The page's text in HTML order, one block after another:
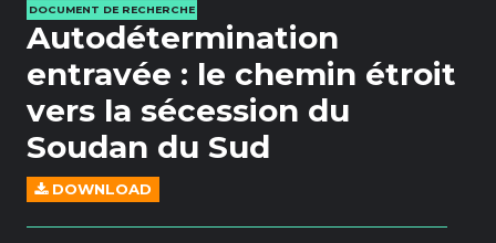
DOCUMENT DE RECHERCHE
Autodétermination
entravée : le chemin étroit
vers la sécession du
Soudan du Sud
DOWNLOAD